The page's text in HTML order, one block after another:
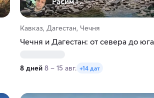
Кавказ, Дагестан, Чечня
Чечня и Дагестан: от севера до юга
8 дней 8 – 15 авг. +14 дат